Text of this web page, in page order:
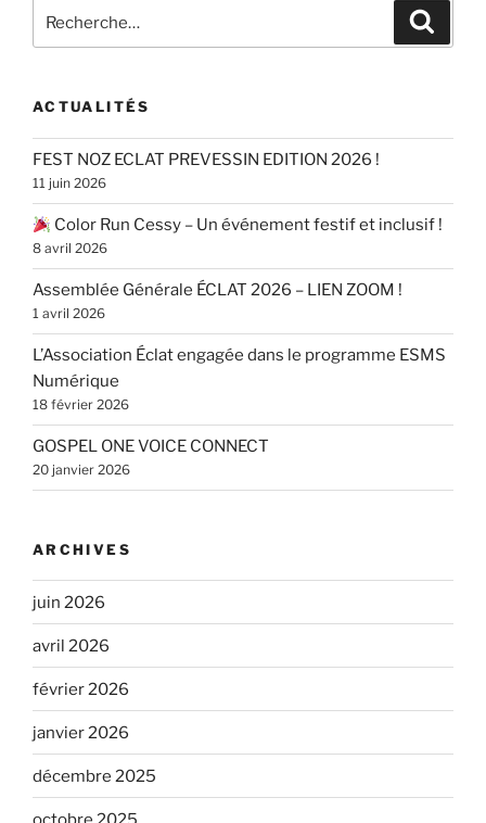
pour
ACTUALITÉS
FEST NOZ ECLAT PREVESSIN EDITION 2026 !
11 juin 2026
Color Run Cessy – Un événement festif et inclusif !
8 avril 2026
Assemblée Générale ÉCLAT 2026 – LIEN ZOOM !
1 avril 2026
L’Association Éclat engagée dans le programme ESMS
Numérique
18 février 2026
GOSPEL ONE VOICE CONNECT
20 janvier 2026
ARCHIVES
juin 2026
avril 2026
février 2026
janvier 2026
décembre 2025